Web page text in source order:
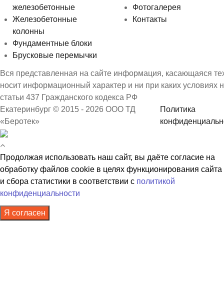
железобетонные
Железобетонные
колонны
Фундаментные блоки
Брусковые перемычки
Фотогалерея
Контакты
Вся представленная на сайте информация, касающаяся
носит информационный характер и ни при каких
статьи 437 Гражданского кодекса РФ
Екатеринбург © 2015 - 2026 ООО ТД
«Беротек»
Политика
Продолжая использовать наш сайт, вы даёте согласие на
обработку файлов cookie в целях функционирования сайта
и сбора статистики в соответствии с политикой
конфиденциальности
Я согласен